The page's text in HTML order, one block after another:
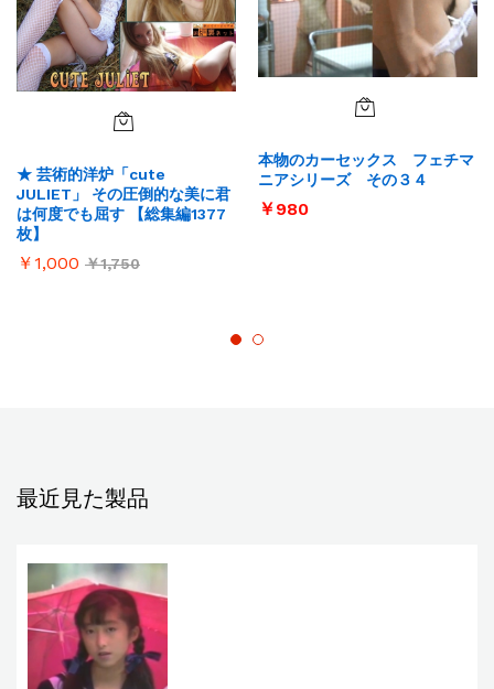
★ 芸術的洋炉「cute
JULIET」 その圧倒的な美に君
は何度でも屈す 【総集編1377
枚】
￥ 1,000 ￥1,750
本物のカーセックス フェチマ
ニアシリーズ その３４
￥980
最近見た製品